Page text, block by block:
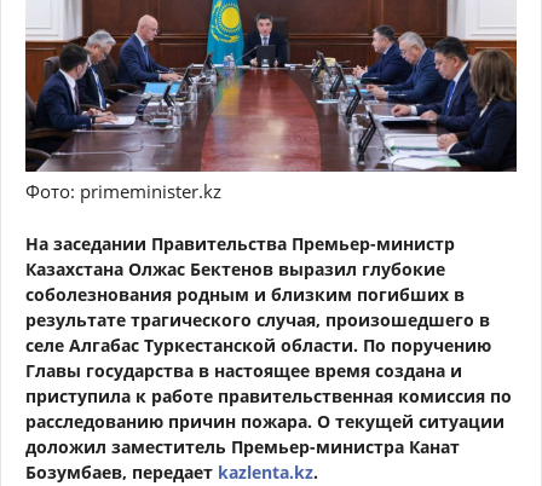
Фото: primeminister.kz
На заседании Правительства Премьер-министр
Казахстана Олжас Бектенов выразил глубокие
соболезнования родным и близким погибших в
результате трагического случая, произошедшего в
селе Алгабас Туркестанской области. По поручению
Главы государства в настоящее время создана и
приступила к работе правительственная комиссия по
расследованию причин пожара. О текущей ситуации
доложил заместитель Премьер-министра Канат
Бозумбаев, передает kazlenta.kz.